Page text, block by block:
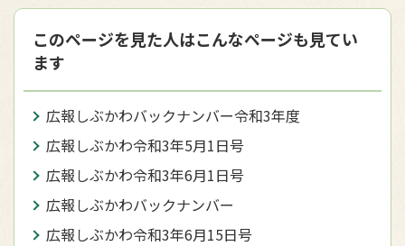
このページを見た人はこんなページも見てい
ます
広報しぶかわバックナンバー令和3年度
広報しぶかわ令和3年5月1日号
広報しぶかわ令和3年6月1日号
広報しぶかわバックナンバー
広報しぶかわ令和3年6月15日号